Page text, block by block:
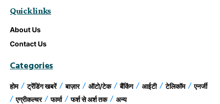
Quick links
About Us
Contact Us
Categories
होम ट्रेंडिंग खबरें बाज़ार ऑटो/टेक बैंकिंग आईटी टेलिकॉम
एनर्जी
एग्रीकल्चर
फार्मा फर्श से अर्श तक अन्य